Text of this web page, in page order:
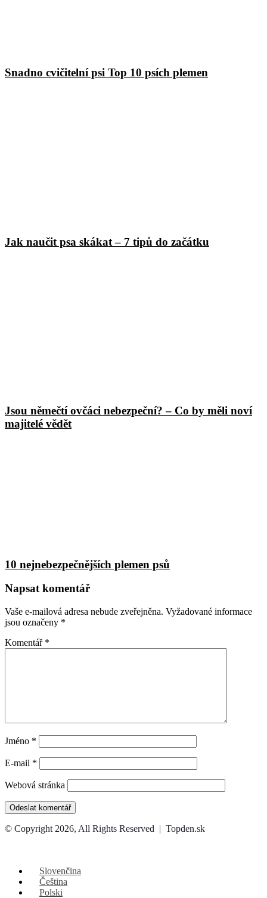
Snadno cvičitelní psi Top 10 psích plemen
Jak naučit psa skákat – 7 tipů do začátku
Jsou němečtí ovčáci nebezpeční? – Co by měli noví
majitelé vědět
10 nejnebezpečnějších plemen psů
Napsat komentář
Vaše e-mailová adresa nebude zveřejněna. Vyžadované informace
jsou označeny *
Komentář *
Jméno *
E-mail *
Webová stránka
© Copyright 2026, All Rights Reserved | Topden.sk
button
Slovenčina
Čeština
Polski